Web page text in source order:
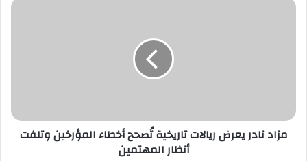
مزاد نادر يعرض ريالات تاريخية تُصحح أخطاء المؤرخين وتلفت
أنظار المهتمين